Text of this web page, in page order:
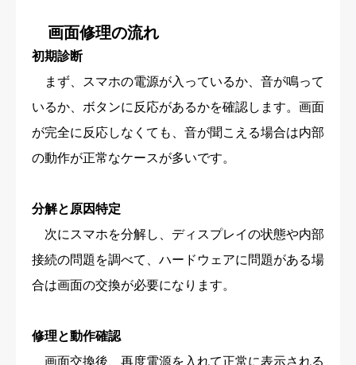
画面修理の流れ
初期診断
まず、スマホの電源が入っているか、音が鳴って
いるか、ボタンに反応があるかを確認します。画面
が完全に反応しなくても、音が聞こえる場合は内部
の動作が正常なケースが多いです。
分解と原因特定
次にスマホを分解し、ディスプレイの状態や内部
接続の問題を調べて、ハードウェアに問題がある場
合は画面の交換が必要になります。
修理と動作確認
画面交換後、再度電源を入れて正常に表示される